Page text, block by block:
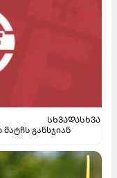
ᲡᲮᲕᲐᲓᲐᲡᲮᲕᲐ
განსჯიან